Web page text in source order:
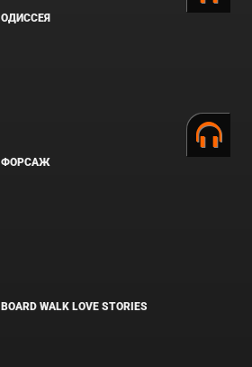
ОДИССЕЯ
ФОРСАЖ
BOARD WALK LOVE STORIES